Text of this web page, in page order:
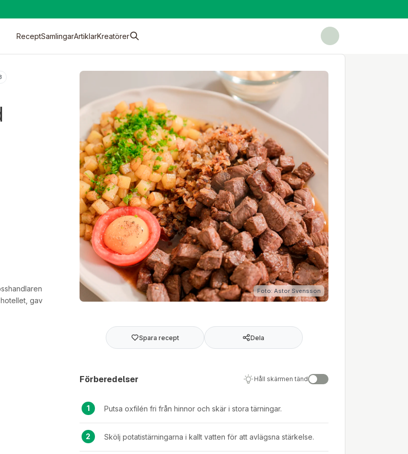
ReceptSamlingarArtiklarKreatörer
gav
Foto: Astor Svensson
Spara recept Dela
Förberedelser Håll skärmen tänd
Putsa oxfilén fri från hinnor och skär i stora tärningar.
Skölj potatistärningarna i kallt vatten för att avlägsna stärkelse.